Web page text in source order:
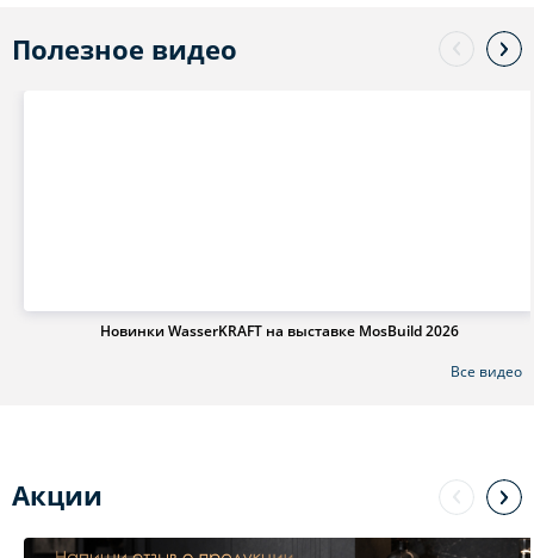
Полезное видео
Новинки WasserKRAFT на выставке MosBuild 2026
Все видео
Акции